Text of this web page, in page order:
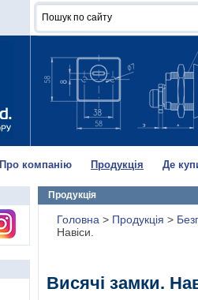
Про компанію Продукція Де
Продукція
Головна > Продукція >
Навіси.
Висячі замки.